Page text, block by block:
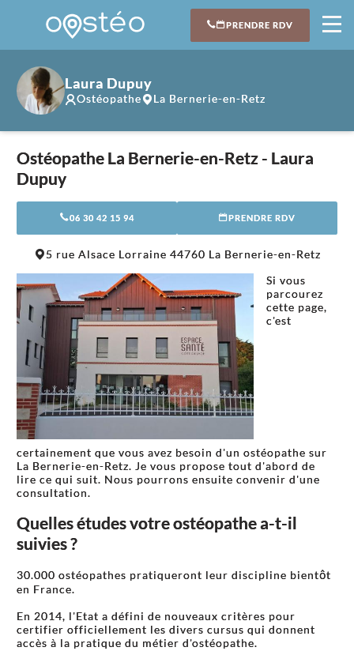
PRENDRE RDV
Laura Dupuy
Ostéopathe La Bernerie-en-Retz
Ostéopathe La Bernerie-en-Retz - Laura
Dupuy
06 30 42 15 94 PRENDRE RDV
−
5 rue Alsace Lorraine 44760 La Bernerie-en-Retz
Si vous
parcourez
cette page,
c'est
certainement que vous avez besoin d'un ostéopathe sur
La Bernerie-en-Retz. Je vous propose tout d'abord de
lire ce qui suit. Nous pourrons ensuite convenir d'une
consultation.
Quelles études votre ostéopathe a-t-il
suivies ?
30.000 ostéopathes pratiqueront leur discipline bientôt
en France.
En 2014, l'Etat a défini de nouveaux critères pour
certifier officiellement les divers cursus qui donnent
accès à la pratique du métier d'ostéopathe.